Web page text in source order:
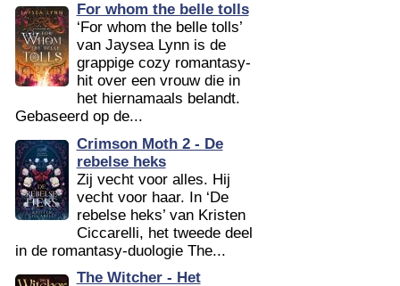
For whom the belle tolls
‘For whom the belle tolls’
van Jaysea Lynn is de
grappige cozy romantasy-
hit over een vrouw die in
het hiernamaals belandt.
Gebaseerd op de...
Crimson Moth 2 - De
rebelse heks
Zij vecht voor alles. Hij
vecht voor haar. In ‘De
rebelse heks’ van Kristen
Ciccarelli, het tweede deel
in de romantasy-duologie The...
The Witcher - Het